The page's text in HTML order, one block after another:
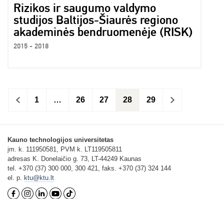
Rizikos ir saugumo valdymo
studijos Baltijos-Šiaurės regiono
akademinės bendruomenėje (RISK)
2015 - 2018
< 1 … 26 27 28 29 >
Kauno technologijos universitetas
įm. k. 111950581, PVM k. LT119505811
adresas K. Donelaičio g. 73, LT-44249 Kaunas
tel. +370 (37) 300 000, 300 421, faks. +370 (37) 324 144
el. p. ktu@ktu.lt